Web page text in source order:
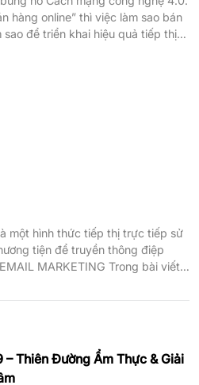
hàng online” thì việc làm sao bán
sao để triển khai hiệu quả tiếp thị
một hình thức tiếp thị trực tiếp sử
tiện để truyền thông điệp
MARKETING Trong bài viết
– Thiên Đường Ẩm Thực & Giải